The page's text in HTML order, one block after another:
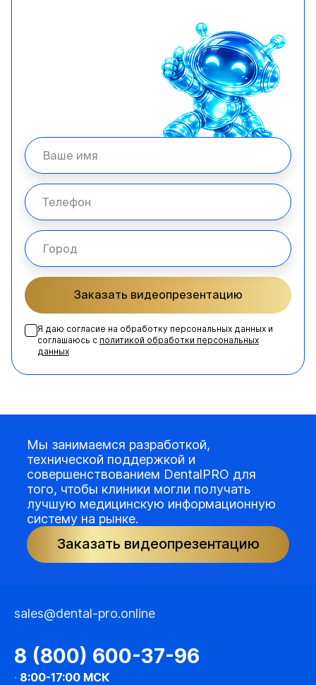
Заказать видеопрезентацию
Я даю согласие на обработку персональных данных и
соглашаюсь с политикой обработки персональных
данных
Мы занимаемся разработкой,
технической поддержкой и
совершенствованием DentalPRO для
того, чтобы клиники могли получать
лучшую медицинскую информационную
систему на рынке.
Заказать видеопрезентацию
sales@dental-pro.online
8 (800) 600-37-96
· 8:00-17:00 МСК